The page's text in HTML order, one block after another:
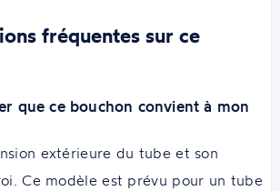
fréquentes sur ce
que ce bouchon convient à mon
extérieure du tube et son
Ce modèle est prévu pour un tube